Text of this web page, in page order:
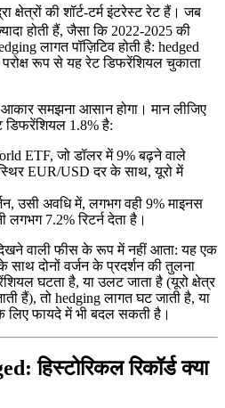
क्षेत्रों की शॉर्ट-टर्म इंटरेस्ट रेट हैं। जब
होती हैं, जैसा कि 2022-2025 की
लागत पॉज़िटिव होती है: hedged
रूप से यह रेट डिफरेंशियल चुकाता
समझना आसान होगा। मान लीजिए
डिफरेंशियल 1.8% है:
ETF, जो डॉलर में 9% बढ़ने वाले
EUR/USD दर के साथ, यूरो में
उसी अवधि में, लगभग वही 9% माइनस
लगभग 7.2% रिटर्न देता है।
वाली फीस के रूप में नहीं आता: यह एक
साथ दोनों वर्जन के प्रदर्शन की तुलना
घटता है, या उलट जाता है (यूरो क्षेत्र
हैं), तो hedging लागत घट जाती है, या
लिए फायदे में भी बदल सकती है।
हिस्टोरिकल रिकॉर्ड क्या